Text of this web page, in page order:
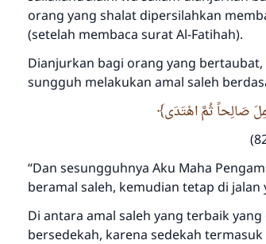
orang yang shalat dipersilahkan
(setelah membaca surat Al-Fatihah).
Dianjurkan bagi orang yang
sungguh melakukan amal saleh
صَالِحاً ثُمَّ اهْتَدَى
“Dan sesungguhnya Aku Maha
beramal saleh, kemudian tetap di jalan
Di antara amal saleh yang terbaik
bersedekah, karena sedekah